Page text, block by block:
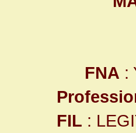
FNA :
FIL :